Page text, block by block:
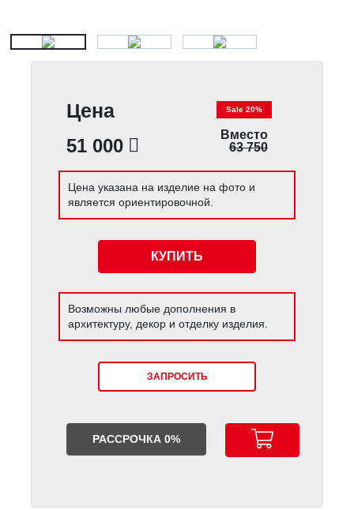
Цена
51 000
Sale 20%
Вместо
63 750
Цена указана на изделие на фото и
является ориентировочной.
КУПИТЬ
Возможны любые дополнения в
архитектуру, декор и отделку изделия.
ЗАПРОСИТЬ
РАССРОЧКА 0%